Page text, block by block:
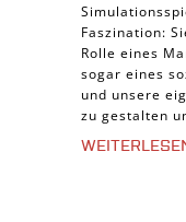
Faszination:
Rolle eines
sogar eines
und unsere
zu gestalten